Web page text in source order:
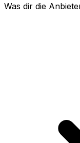
Was dir die